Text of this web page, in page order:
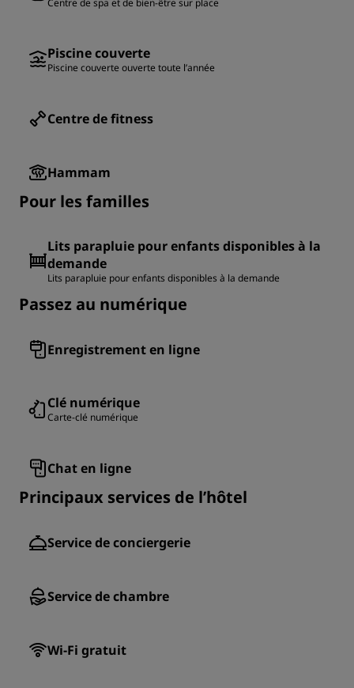
Centre de spa et de bien-être sur place
Piscine couverte
Piscine couverte ouverte toute l’année
Centre de fitness
Hammam
Pour les familles
Lits parapluie pour enfants disponibles à la
demande
Lits parapluie pour enfants disponibles à la demande
Passez au numérique
Enregistrement en ligne
Clé numérique
Carte-clé numérique
Chat en ligne
Principaux services de l’hôtel
Service de conciergerie
Service de chambre
Wi-Fi gratuit